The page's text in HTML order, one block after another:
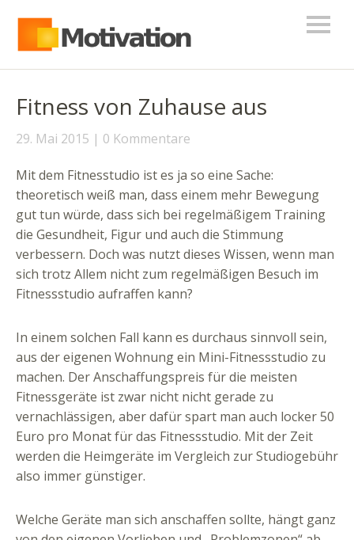
Fitness von Zuhause aus
29. Mai 2015 0 Kommentare
Mit dem Fitnesstudio ist es ja so eine Sache:
theoretisch weiß man, dass einem mehr Bewegung
gut tun würde, dass sich bei regelmäßigem Training
die Gesundheit, Figur und auch die Stimmung
verbessern. Doch was nutzt dieses Wissen, wenn man
sich trotz Allem nicht zum regelmäßigen Besuch im
Fitnessstudio aufraffen kann?
In einem solchen Fall kann es durchaus sinnvoll sein,
aus der eigenen Wohnung ein Mini-Fitnessstudio zu
machen. Der Anschaffungspreis für die meisten
Fitnessgeräte ist zwar nicht nicht gerade zu
vernachlässigen, aber dafür spart man auch locker 50
Euro pro Monat für das Fitnessstudio. Mit der Zeit
werden die Heimgeräte im Vergleich zur Studiogebühr
also immer günstiger.
Welche Geräte man sich anschaffen sollte, hängt ganz